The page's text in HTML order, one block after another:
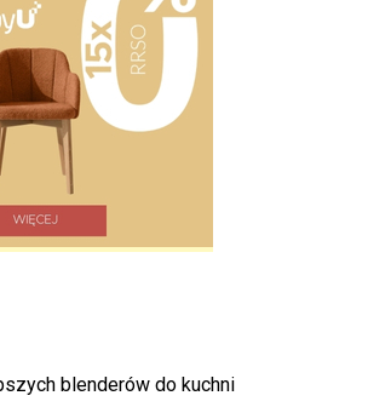
blenderów do kuchni